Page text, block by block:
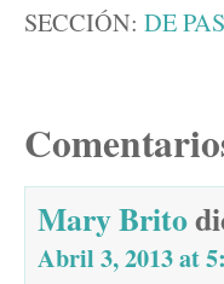
SECCIÓN: DE
Mary Brito
Abril 3, 2013 at